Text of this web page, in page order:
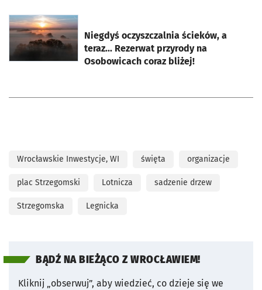
Niegdyś oczyszczalnia ścieków, a
teraz... Rezerwat przyrody na
Osobowicach coraz bliżej!
otworzy się w nowej karcie
Wrocławskie Inwestycje, WI święta organizacje
plac Strzegomski Lotnicza sadzenie drzew
Strzegomska Legnicka
BĄDŹ NA BIEŻĄCO Z WROCŁAWIEM!
Kliknij „obserwuj”, aby wiedzieć, co dzieje się we